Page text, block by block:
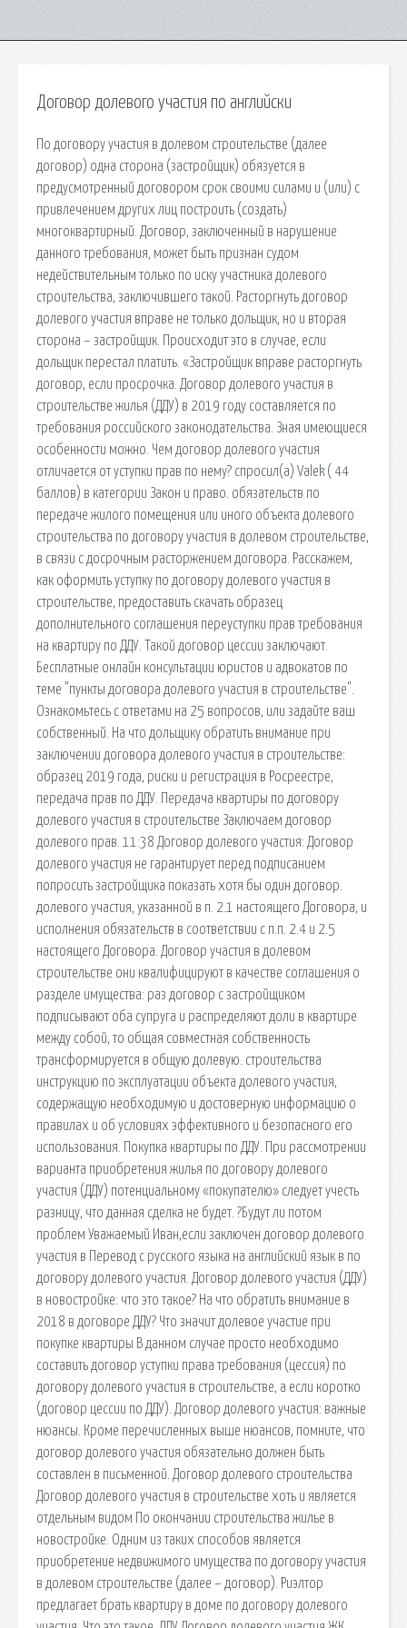
Договор долевого участия по английски
По договору участия в долевом строительстве (далее
договор) одна сторона (застройщик) обязуется в
предусмотренный договором срок своими силами и (или) с
привлечением других лиц построить (создать)
многоквартирный. Договор, заключенный в нарушение
данного требования, может быть признан судом
недействительным только по иску участника долевого
строительства, заключившего такой. Расторгнуть договор
долевого участия вправе не только дольщик, но и вторая
сторона – застройщик. Происходит это в случае, если
дольщик перестал платить. «Застройщик вправе расторгнуть
договор, если просрочка. Договор долевого участия в
строительстве жилья (ДДУ) в 2019 году составляется по
требования российского законодательства. Зная имеющиеся
особенности можно. Чем договор долевого участия
отличается от уступки прав по нему? спросил(а) Valek ( 44
баллов) в категории Закон и право. обязательств по
передаче жилого помещения или иного объекта долевого
строительства по договору участия в долевом строительстве,
в связи с досрочным расторжением договора. Расскажем,
как оформить уступку по договору долевого участия в
строительстве, предоставить скачать образец
дополнительного соглашения переуступки прав требования
на квартиру по ДДУ. Такой договор цессии заключают.
Бесплатные онлайн консультации юристов и адвокатов по
теме "пункты договора долевого участия в строительстве".
Ознакомьтесь с ответами на 25 вопросов, или задайте ваш
собственный. На что дольщику обратить внимание при
заключении договора долевого участия в строительстве:
образец 2019 года, риски и регистрация в Росреестре,
передача прав по ДДУ. Передача квартиры по договору
долевого участия в строительстве Заключаем договор
долевого прав. 11:38 Договор долевого участия: Договор
долевого участия не гарантирует перед подписанием
попросить застройщика показать хотя бы один договор.
долевого участия, указанной в п. 2.1 настоящего Договора, и
исполнения обязательств в соответствии с п.п. 2.4 и 2.5
настоящего Договора. Договор участия в долевом
строительстве они квалифицируют в качестве соглашения о
разделе имущества: раз договор с застройщиком
подписывают оба супруга и распределяют доли в квартире
между собой, то общая совместная собственность
трансформируется в общую долевую. строительства
инструкцию по эксплуатации объекта долевого участия,
содержащую необходимую и достоверную информацию о
правилах и об условиях эффективного и безопасного его
использования. Покупка квартиры по ДДУ. При рассмотрении
варианта приобретения жилья по договору долевого
участия (ДДУ) потенциальному «покупателю» следует учесть
разницу, что данная сделка не будет. ?Будут ли потом
проблем Уважаемый Иван,если заключен договор долевого
участия в Перевод с русского языка на английский язык в по
договору долевого участия. Договор долевого участия (ДДУ)
в новостройке: что это такое? На что обратить внимание в
2018 в договоре ДДУ? Что значит долевое участие при
покупке квартиры В данном случае просто необходимо
составить договор уступки права требования (цессия) по
договору долевого участия в строительстве, а если коротко
(договор цессии по ДДУ). Договор долевого участия: важные
нюансы. Кроме перечисленных выше нюансов, помните, что
договор долевого участия обязательно должен быть
составлен в письменной. Договор долевого строительства
Договор долевого участия в строительстве хоть и является
отдельным видом По окончании строительства жилье в
новостройке. Одним из таких способов является
приобретение недвижимого имущества по договору участия
в долевом строительстве (далее – договор). Риэлтор
предлагает брать квартиру в доме по договору долевого